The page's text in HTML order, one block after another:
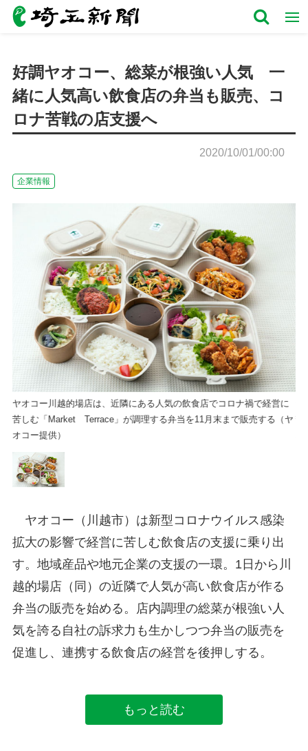
好調ヤオコー、総菜が根強い人気 一
緒に人気高い飲食店の弁当も販売、コ
ロナ苦戦の店支援へ
2020/10/01/00:00
企業情報
ヤオコー川越的場店は、近隣にある人気の飲食店でコロナ禍で経営に
苦しむ「Market Terrace」が調理する弁当を11月末まで販売する（ヤ
オコー提供）
ヤオコー（川越市）は新型コロナウイルス感染
拡大の影響で経営に苦しむ飲食店の支援に乗り出
す。地域産品や地元企業の支援の一環。1日から川
越的場店（同）の近隣で人気が高い飲食店が作る
弁当の販売を始める。店内調理の総菜が根強い人
気を誇る自社の訴求力も生かしつつ弁当の販売を
促進し、連携する飲食店の経営を後押しする。
もっと読む